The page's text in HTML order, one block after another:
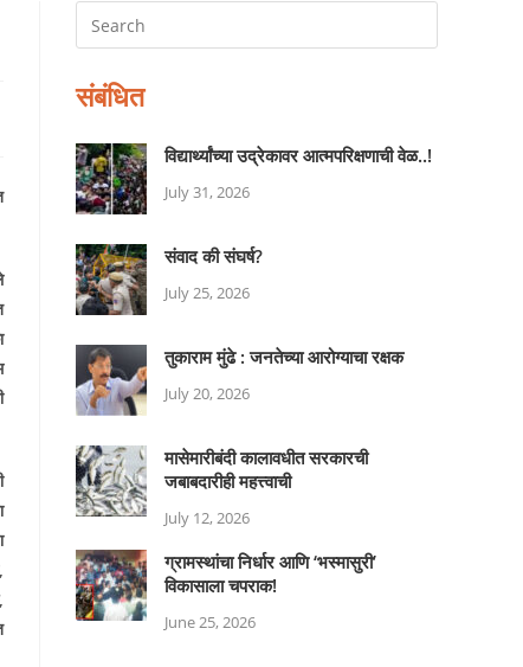
,
,
संबंधित
विद्यार्थ्यांच्या उद्रेकावर आत्मपरिक्षणाची वेळ..!
July 31, 2026
संवाद की संघर्ष?
July 25, 2026
तुकाराम मुंढे : जनतेच्या आरोग्याचा रक्षक
July 20, 2026
मासेमारीबंदी कालावधीत सरकारची
जबाबदारीही महत्त्वाची
July 12, 2026
ग्रामस्थांचा निर्धार आणि ‘भस्मासुरी’
विकासाला चपराक!
June 25, 2026